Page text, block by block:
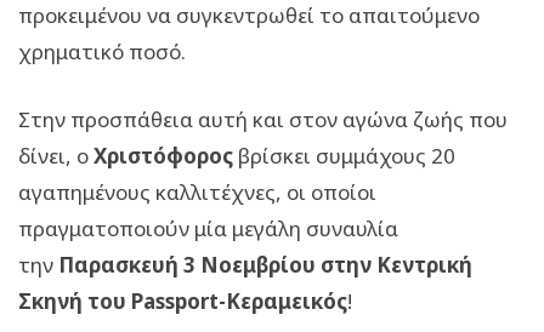
προκειμένου να συγκεντρωθεί το απαιτούμενο
χρηματικό ποσό.
Στην προσπάθεια αυτή και στον αγώνα ζωής που
δίνει, οΧριστόφορος βρίσκει συμμάχους 20
αγαπημένους καλλιτέχνες, οι οποίοι
πραγματοποιούν μία μεγάλη συναυλία
την Παρασκευή 3 Νοεμβρίου στην Κεντρική
Σκηνή του Passport-Κεραμεικός!